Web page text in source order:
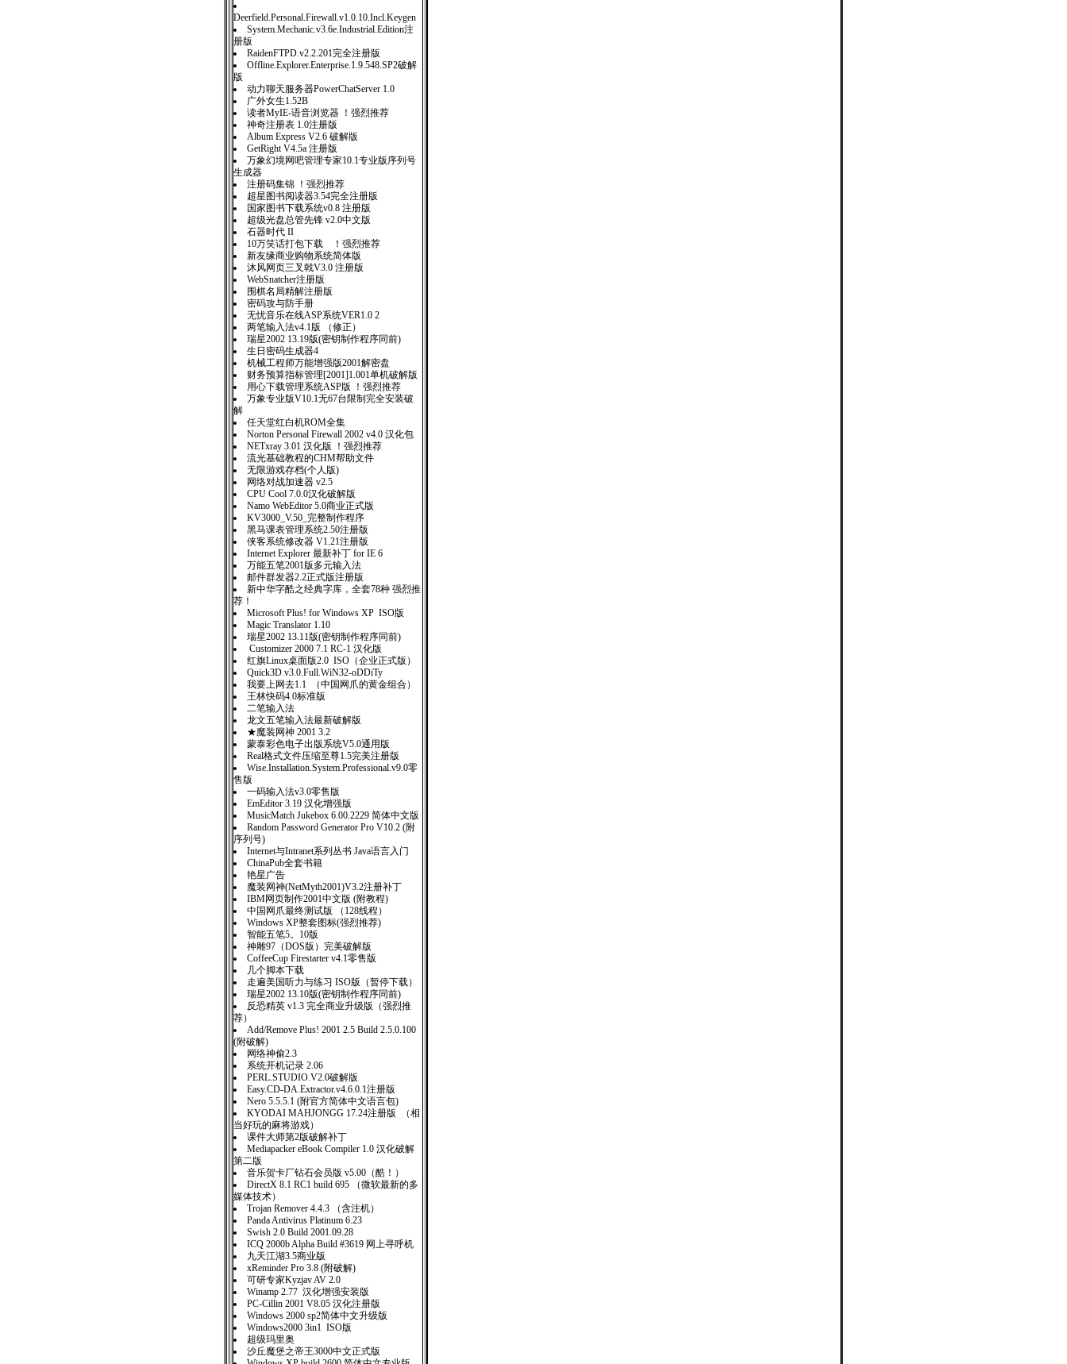
Deerfield.Personal.Firewall.v1.0.10.Incl.Keygen
System.Mechanic.v3.6e.Industrial.Edition注
册版
RaidenFTPD.v2.2.201完全注册版
Offline.Explorer.Enterprise.1.9.548.SP2破解
版
动力聊天服务器PowerChatServer 1.0
广外女生1.52B
读者MyIE-语音浏览器 ！强烈推荐
神奇注册表 1.0注册版
Album Express V2.6 破解版
GetRight V4.5a 注册版
万象幻境网吧管理专家10.1专业版序列号
生成器
注册码集锦 ！强烈推荐
超星图书阅读器3.54完全注册版
国家图书下载系统v0.8 注册版
超级光盘总管先锋 v2.0中文版
石器时代 II
10万笑话打包下载 ！强烈推荐
新友缘商业购物系统简体版
沐风网页三叉戟V3.0 注册版
WebSnatcher注册版
围棋名局精解注册版
密码攻与防手册
无忧音乐在线ASP系统VER1.0 2
两笔输入法v4.1版 （修正）
瑞星2002 13.19版(密钥制作程序同前)
生日密码生成器4
机械工程师万能增强版2001解密盘
财务预算指标管理[2001]1.001单机破解版
用心下载管理系统ASP版 ！强烈推荐
万象专业版V10.1无67台限制完全安装破
解
任天堂红白机ROM全集
Norton Personal Firewall 2002 v4.0 汉化包
NETxray 3.01 汉化版 ！强烈推荐
流光基础教程的CHM帮助文件
无限游戏存档(个人版)
网络对战加速器 v2.5
CPU Cool 7.0.0汉化破解版
Namo WebEditor 5.0商业正式版
KV3000_V.50_完整制作程序
黑马课表管理系统2.50注册版
侠客系统修改器 V1.21注册版
Internet Explorer 最新补丁 for IE 6
万能五笔2001版多元输入法
邮件群发器2.2正式版注册版
新中华字酷之经典字库，全套78种 强烈推
荐！
Microsoft Plus! for Windows XP ISO版
Magic Translator 1.10
瑞星2002 13.11版(密钥制作程序同前)
Customizer 2000 7.1 RC-1 汉化版
红旗Linux桌面版2.0 ISO（企业正式版）
Quick3D.v3.0.Full.WiN32-oDDiTy
我要上网去1.1 （中国网爪的黄金组合）
王林快码4.0标准版
二笔输入法
龙文五笔输入法最新破解版
★魔装网神 2001 3.2
蒙泰彩色电子出版系统V5.0通用版
Real格式文件压缩至尊1.5完美注册版
Wise.Installation.System.Professional.v9.0零
售版
一码输入法v3.0零售版
EmEditor 3.19 汉化增强版
MusicMatch Jukebox 6.00.2229 简体中文版
Random Password Generator Pro V10.2 (附
序列号)
Internet与Intranet系列丛书 Java语言入门
ChinaPub全套书籍
艳星广告
魔装网神(NetMyth2001)V3.2注册补丁
IBM网页制作2001中文版 (附教程)
中国网爪最终测试版 （128线程）
Windows XP整套图标(强烈推荐)
智能五笔5。10版
神雕97（DOS版）完美破解版
CoffeeCup Firestarter v4.1零售版
几个脚本下载
走遍美国听力与练习 ISO版（暂停下载）
瑞星2002 13.10版(密钥制作程序同前)
反恐精英 v1.3 完全商业升级版（强烈推
荐）
Add/Remove Plus! 2001 2.5 Build 2.5.0.100
(附破解)
网络神偷2.3
系统开机记录 2.06
PERL.STUDIO.V2.0破解版
Easy.CD-DA.Extractor.v4.6.0.1注册版
Nero 5.5.5.1 (附官方简体中文语言包)
KYODAI MAHJONGG 17.24注册版 （相
当好玩的麻将游戏）
课件大师第2版破解补丁
Mediapacker eBook Compiler 1.0 汉化破解
第二版
音乐贺卡厂钻石会员版 v5.00（酷！）
DirectX 8.1 RC1 build 695 （微软最新的多
媒体技术）
Trojan Remover 4.4.3 （含注机）
Panda Antivirus Platinum 6.23
Swish 2.0 Build 2001.09.28
ICQ 2000b Alpha Build #3619 网上寻呼机
九天江湖3.5商业版
xReminder Pro 3.8 (附破解)
可研专家Kyzjav AV 2.0
Winamp 2.77 汉化增强安装版
PC-Cillin 2001 V8.05 汉化注册版
Windows 2000 sp2简体中文升级版
Windows2000 3in1 ISO版
超级玛里奥
沙丘魔堡之帝王3000中文正式版